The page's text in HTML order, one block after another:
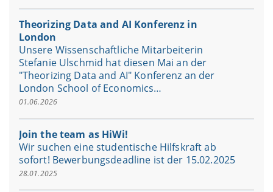
Theorizing Data and AI Konferenz in
London
Unsere Wissenschaftliche Mitarbeiterin
Stefanie Ulschmid hat diesen Mai an der
"Theorizing Data and AI" Konferenz an der
London School of Economics…
01.06.2026
Join the team as HiWi!
Wir suchen eine studentische Hilfskraft ab
sofort! Bewerbungsdeadline ist der 15.02.2025
28.01.2025